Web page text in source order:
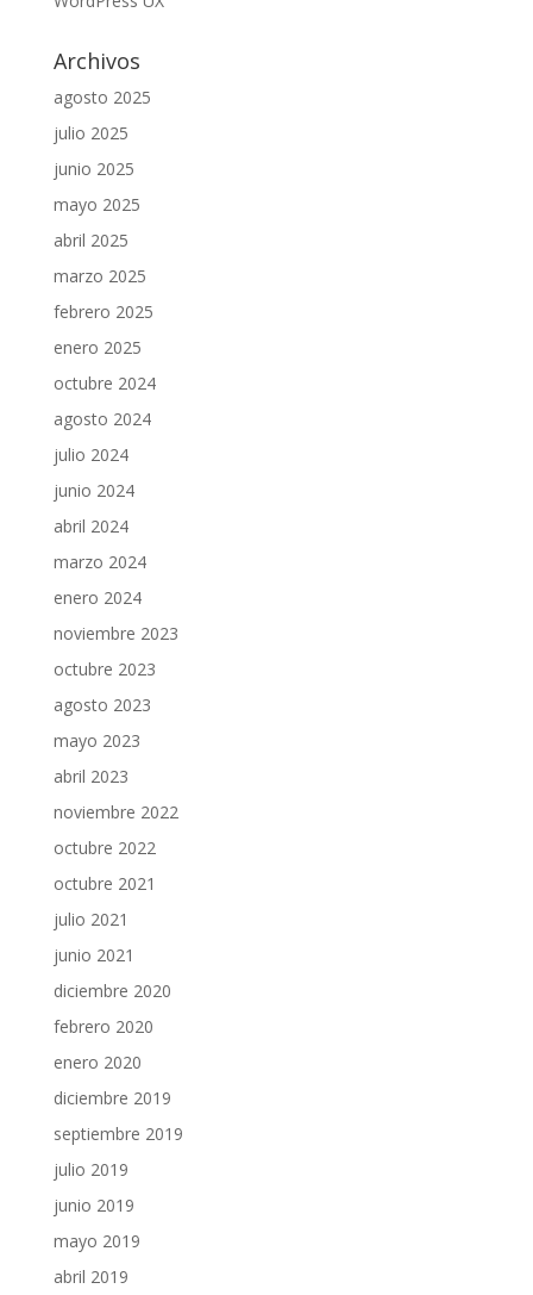
Archivos
agosto 2025
julio 2025
junio 2025
mayo 2025
abril 2025
marzo 2025
febrero 2025
enero 2025
octubre 2024
agosto 2024
julio 2024
junio 2024
abril 2024
marzo 2024
enero 2024
noviembre 2023
octubre 2023
agosto 2023
mayo 2023
abril 2023
noviembre 2022
octubre 2022
octubre 2021
julio 2021
junio 2021
diciembre 2020
febrero 2020
enero 2020
diciembre 2019
septiembre 2019
julio 2019
junio 2019
mayo 2019
abril 2019